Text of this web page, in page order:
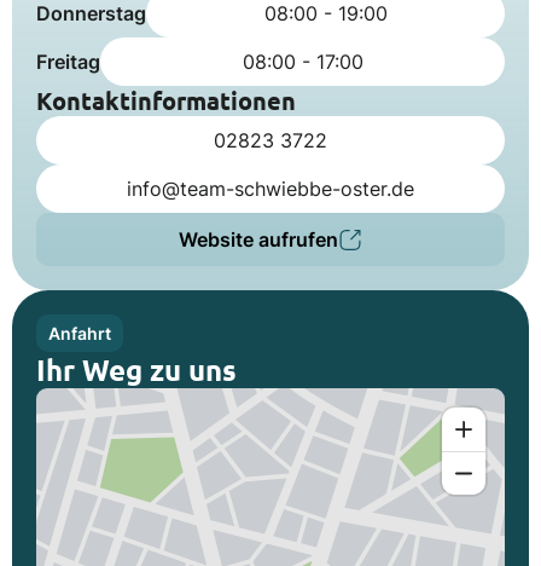
Donnerstag
08:00 - 19:00
Freitag
08:00 - 17:00
Kontaktinformationen
02823 3722
info@team-schwiebbe-oster.de
Website aufrufen
Anfahrt
Ihr Weg zu uns